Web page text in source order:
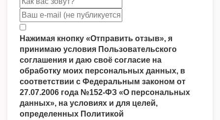
Нажимая кнопку «Отправить отзыв», я
принимаю условия Пользовательского
соглашения и даю своё согласие на
обработку моих персональных данных, в
соответствии с Федеральным законом от
27.07.2006 года №152-ФЗ «О персональных
данных», на условиях и для целей,
определенных Политикой